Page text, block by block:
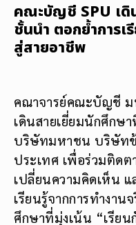
คณะบัญชี SPU เดิ
ชั้นนำ ตอกย้ำการเ
สู่สายอาชีพ
คณาจารย์คณะบัญชี ม
เดินสายเยี่ยมนักศึกษ
บริษัทมหาชน บริษัทข้
ประเทศ เพื่อร่วมติด
เปลี่ยนความคิดเห็น แ
เรียนรู้จากการทำงาน
ศึกษาที่มุ่งเน้น “เรียน